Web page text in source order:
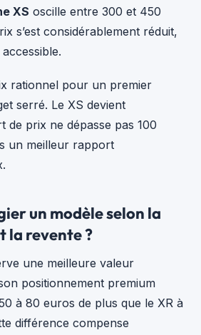
XS oscille entre 300 et 450
s’est considérablement réduit,
rationnel pour un premier
serré. Le XS devient
de prix ne dépasse pas 100
un meilleur rapport
un modèle selon la
la revente ?
une meilleure valeur
positionnement premium
à 80 euros de plus que le XR à
différence compense